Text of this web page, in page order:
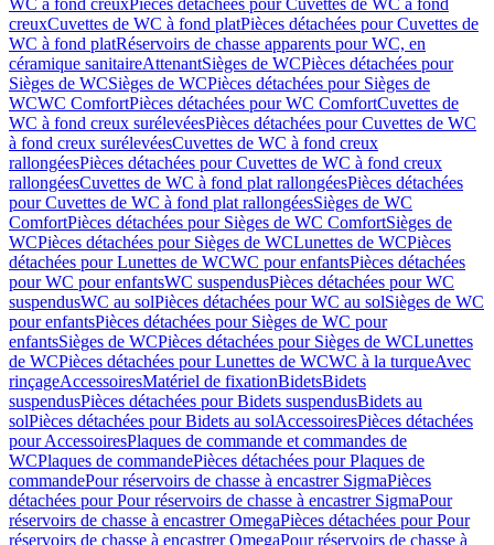
WC à fond creuxPièces détachées pour Cuvettes de WC à fond
creuxCuvettes de WC à fond platPièces détachées pour Cuvettes de
WC à fond platRéservoirs de chasse apparents pour WC, en
céramique sanitaireAttenantSièges de WCPièces détachées pour
Sièges de WCSièges de WCPièces détachées pour Sièges de
WCWC ComfortPièces détachées pour WC ComfortCuvettes de
WC à fond creux surélevéesPièces détachées pour Cuvettes de WC
à fond creux surélevéesCuvettes de WC à fond creux
rallongéesPièces détachées pour Cuvettes de WC à fond creux
rallongéesCuvettes de WC à fond plat rallongéesPièces détachées
pour Cuvettes de WC à fond plat rallongéesSièges de WC
ComfortPièces détachées pour Sièges de WC ComfortSièges de
WCPièces détachées pour Sièges de WCLunettes de WCPièces
détachées pour Lunettes de WCWC pour enfantsPièces détachées
pour WC pour enfantsWC suspendusPièces détachées pour WC
suspendusWC au solPièces détachées pour WC au solSièges de WC
pour enfantsPièces détachées pour Sièges de WC pour
enfantsSièges de WCPièces détachées pour Sièges de WCLunettes
de WCPièces détachées pour Lunettes de WCWC à la turqueAvec
rinçageAccessoiresMatériel de fixationBidetsBidets
suspendusPièces détachées pour Bidets suspendusBidets au
solPièces détachées pour Bidets au solAccessoiresPièces détachées
pour AccessoiresPlaques de commande et commandes de
WCPlaques de commandePièces détachées pour Plaques de
commandePour réservoirs de chasse à encastrer SigmaPièces
détachées pour Pour réservoirs de chasse à encastrer SigmaPour
réservoirs de chasse à encastrer OmegaPièces détachées pour Pour
réservoirs de chasse à encastrer OmegaPour réservoirs de chasse à